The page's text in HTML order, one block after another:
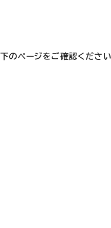
のページをご確認ください